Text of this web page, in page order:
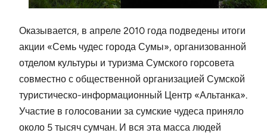
Оказывается, в апреле 2010 года подведены итоги
акции «Семь чудес города Сумы», организованной
отделом культуры и туризма Сумского горсовета
совместно с общественной организацией Сумской
туристическо-информационный Центр «Альтанка».
Участие в голосовании за сумские чудеса приняло
около 5 тысяч сумчан. И вся эта масса людей